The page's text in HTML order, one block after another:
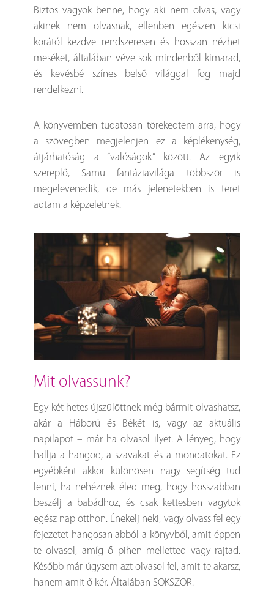
Biztos vagyok benne, hogy aki nem olvas, vagy
akinek nem olvasnak, ellenben egészen kicsi
korától kezdve rendszeresen és hosszan nézhet
meséket, általában véve sok mindenből kimarad,
és kevésbé színes belső világgal fog majd
rendelkezni.
A könyvemben tudatosan törekedtem arra, hogy
a szövegben megjelenjen ez a képlékenység,
átjárhatóság a “valóságok” között. Az egyik
szereplő, Samu fantáziavilága többször is
megelevenedik, de más jelenetekben is teret
adtam a képzeletnek.
mit olvassunk?
Egy két hetes újszülöttnek még bármit olvashatsz,
akár a Háború és Békét is, vagy az aktuális
napilapot – már ha olvasol ilyet. A lényeg, hogy
hallja a hangod, a szavakat és a mondatokat. Ez
egyébként akkor különösen nagy segítség tud
lenni, ha nehéznek éled meg, hogy hosszabban
beszélj a babádhoz, és csak kettesben vagytok
egész nap otthon. Énekelj neki, vagy olvass fel egy
fejezetet hangosan abból a könyvből, amit éppen
te olvasol, amíg ő pihen melletted vagy rajtad.
Később már úgysem azt olvasol fel, amit te akarsz,
hanem amit ő kér. Általában SOKSZOR.